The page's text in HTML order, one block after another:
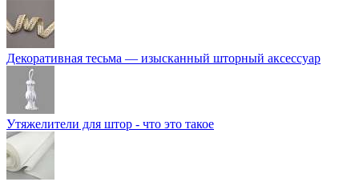
Декоративная тесьма — изысканный шторный аксессуар
Утяжелители для штор - что это такое